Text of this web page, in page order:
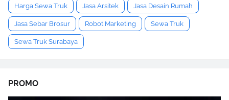
Harga Sewa Truk Jasa Arsitek Jasa Desain Rumah
Jasa Sebar Brosur Robot Marketing Sewa Truk
Sewa Truk Surabaya
PROMO